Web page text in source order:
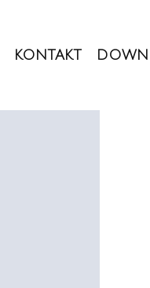
KONTAKT